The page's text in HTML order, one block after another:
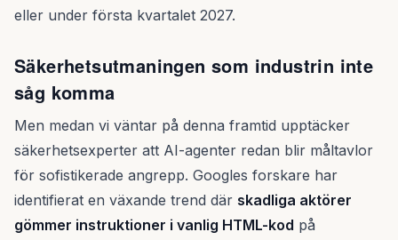
eller under första kvartalet 2027.
Säkerhetsutmaningen som industrin inte
såg komma
Men medan vi väntar på denna framtid upptäcker
säkerhetsexperter att AI-agenter redan blir måltavlor
för sofistikerade angrepp. Googles forskare har
identifierat en växande trend där skadliga aktörer
gömmer instruktioner i vanlig HTML-kod på